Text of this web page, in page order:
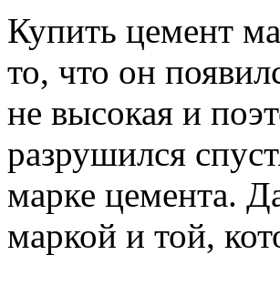
Купить цемент
то, что он
не высокая и
разрушился
марке цемента.
маркой и той,